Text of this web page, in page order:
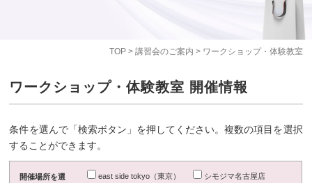
TOP> 講習会のご案内 > ワークショップ・体験教室
ワークショップ・体験教室 開催情報
条件を選んで「検索ボタン」を押してください。複数の項目を選択
することができます。
開催場所を選
east side tokyo（東京）
シモジマ名古屋店